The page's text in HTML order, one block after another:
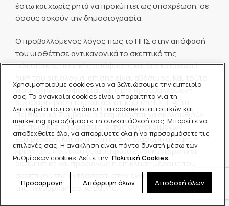
Χρησιμοποιούμε cookies για να βελτιώσουμε την εμπειρία
σας. Τα αναγκαία cookies είναι απαραίτητα για τη
λειτουργία του ιστοτόπου. Για cookies στατιστικών και
marketing χρειαζόμαστε τη συγκατάθεσή σας. Μπορείτε να
αποδεχθείτε όλα, να απορρίψετε όλα ή να προσαρμόσετε τις
επιλογές σας. Η ανάκληση είναι πάντα δυνατή μέσω των
Ρυθμίσεων cookies. Δείτε την Πολιτική Cookies.
Προσαρμογή Απόρριψη όλων Αποδοχή όλων
έστω και χωρίς ρητά να προκύπτει ως υποχρέωση, σε
όσους ασκούν την δημοσιογραφία.
Ο προβαλλόμενος λόγος πως το ΠΠΣ στην απόφασή
του υιοθέτησε αντικανονικά το σκεπτικό της
τελεσίδικης ποινικής απόφασης και δεν καταχωρεί
γιατί, όπως αναφέρεται και στην προσβαλλόμενη
απόφαση, βάση του Καταστατικού της ΕΣΗΕΑ, τα
Πειθαρχικά Συμβούλια δεσμεύονται να ακολουθούν
τις ποινικές αποφάσεις, εκτός συγκεκριμένων
εξαιρέσεων. Και αν ακόμη έχουν διάφορη άποψη, η
κρίση του ποινικού δικαστηρίου είναι κυρίαρχη και
δεσμευτική και προφανώς η επίκληση μέρους του
σκεπτικού της εντάσσεται στην έννοια της αιτιολογίας
της πειθαρχικής απόφασης.